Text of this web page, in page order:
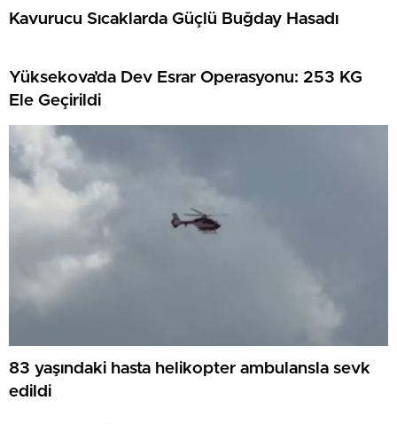
Kavurucu Sıcaklarda Güçlü Buğday Hasadı
Yüksekova’da Dev Esrar Operasyonu: 253 KG
Ele Geçirildi
83 yaşındaki hasta helikopter ambulansla sevk
edildi